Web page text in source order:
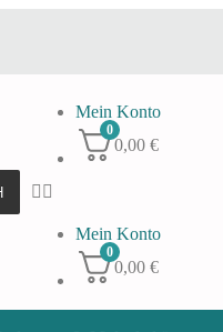
Mein Konto
0
0,00 €
Mein Konto
0
0,00 €